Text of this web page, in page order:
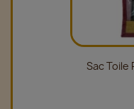
Sac Toile